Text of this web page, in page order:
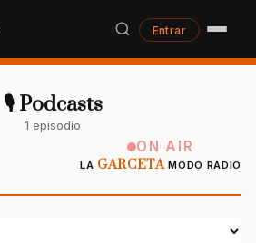
Entrar
🎙 Podcasts
1 episodio
ON AIR
LA GARCETAMODO RADIO